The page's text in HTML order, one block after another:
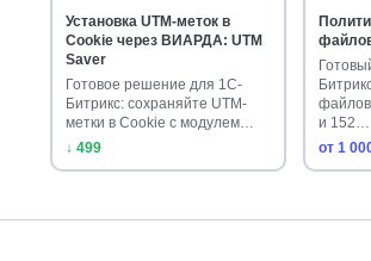
Установка UTM-меток в
Cookie через ВИАРДА: UTM
Saver
Готовое решение для 1С-
Битрикс: сохраняйте UTM-
метки в Cookie с модулем
ВИАРДА. …
↓ 499
и 152…
от 1